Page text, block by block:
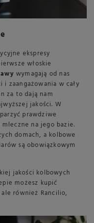
ekspresy
włoskie
wymagają od nas
zaangażowania w cały
za to dają nam
jakości. W
prawdziwe
na jego bazie.
domach, a kolbowe
są obowiązkowym
jakości kolbowych
możesz kupić
również Rancilio,